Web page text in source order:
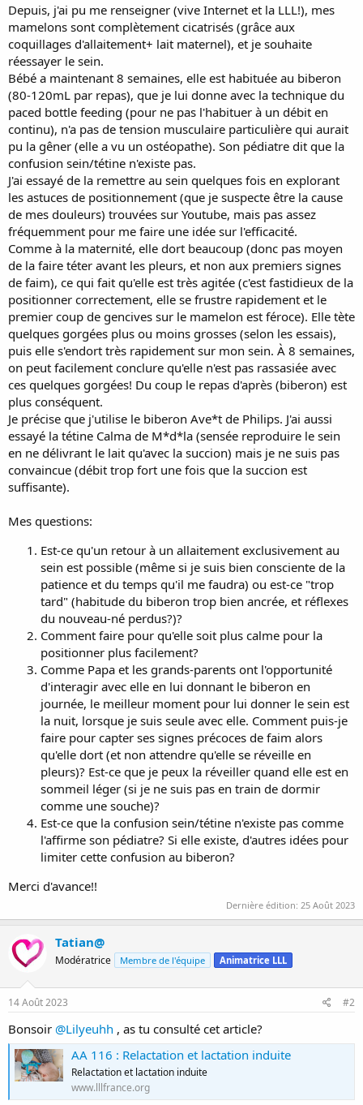
Depuis, j'ai pu me renseigner (vive Internet et la LLL!), mes
mamelons sont complètement cicatrisés (grâce aux
coquillages d'allaitement+ lait maternel), et je souhaite
réessayer le sein.
Bébé a maintenant 8 semaines, elle est habituée au biberon
(80-120mL par repas), que je lui donne avec la technique du
paced bottle feeding (pour ne pas l'habituer à un débit en
continu), n'a pas de tension musculaire particulière qui aurait
pu la gêner (elle a vu un ostéopathe). Son pédiatre dit que la
confusion sein/tétine n'existe pas.
J'ai essayé de la remettre au sein quelques fois en explorant
les astuces de positionnement (que je suspecte être la cause
de mes douleurs) trouvées sur Youtube, mais pas assez
fréquemment pour me faire une idée sur l'efficacité.
Comme à la maternité, elle dort beaucoup (donc pas moyen
de la faire téter avant les pleurs, et non aux premiers signes
de faim), ce qui fait qu'elle est très agitée (c'est fastidieux de la
positionner correctement, elle se frustre rapidement et le
premier coup de gencives sur le mamelon est féroce). Elle tète
quelques gorgées plus ou moins grosses (selon les essais),
puis elle s'endort très rapidement sur mon sein. À 8 semaines,
on peut facilement conclure qu'elle n'est pas rassasiée avec
ces quelques gorgées! Du coup le repas d'après (biberon) est
plus conséquent.
Je précise que j'utilise le biberon Ave*t de Philips. J'ai aussi
essayé la tétine Calma de M*d*la (sensée reproduire le sein
en ne délivrant le lait qu'avec la succion) mais je ne suis pas
convaincue (débit trop fort une fois que la succion est
suffisante).
Mes questions:
Est-ce qu'un retour à un allaitement exclusivement au
sein est possible (même si je suis bien consciente de la
patience et du temps qu'il me faudra) ou est-ce "trop
tard" (habitude du biberon trop bien ancrée, et réflexes
du nouveau-né perdus?)?
Comment faire pour qu'elle soit plus calme pour la
positionner plus facilement?
Comme Papa et les grands-parents ont l'opportunité
d'interagir avec elle en lui donnant le biberon en
journée, le meilleur moment pour lui donner le sein est
la nuit, lorsque je suis seule avec elle. Comment puis-je
faire pour capter ses signes précoces de faim alors
qu'elle dort (et non attendre qu'elle se réveille en
pleurs)? Est-ce que je peux la réveiller quand elle est en
sommeil léger (si je ne suis pas en train de dormir
comme une souche)?
Est-ce que la confusion sein/tétine n'existe pas comme
l'affirme son pédiatre? Si elle existe, d'autres idées pour
limiter cette confusion au biberon?
Merci d'avance!!
Dernière édition: 25 Août 2023
Tatian@
Modératrice Membre de l'équipe Animatrice LLL
14 Août 2023 #2
Bonsoir @Lilyeuhh , as tu consulté cet article?
AA 116 : Relactation et lactation induite
Relactation et lactation induite
www.lllfrance.org